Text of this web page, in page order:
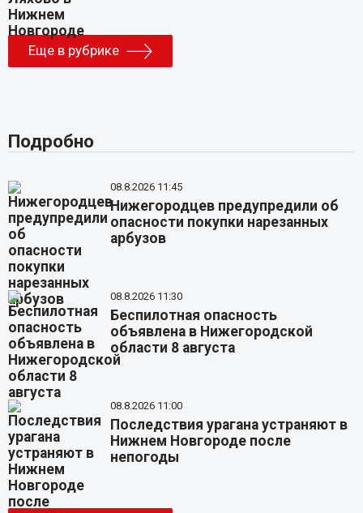
Еще в рубрике
Подробно
08.8.2026 11:45
Нижегородцев предупредили об
опасности покупки нарезанных
арбузов
08.8.2026 11:30
Беспилотная опасность
объявлена в Нижегородской
области 8 августа
08.8.2026 11:00
Последствия урагана устраняют в
Нижнем Новгороде после
непогоды